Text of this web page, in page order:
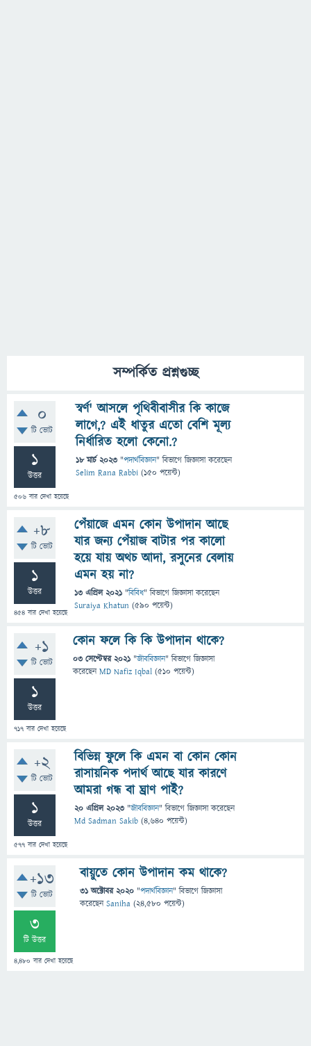
সম্পর্কিত প্রশ্নগুচ্ছ
0
টি ভোট
1
উত্তর
506 বার দেখা হয়েছে
স্বর্ণ' আসলে পৃথিবীবাসীর কি কাজে
লাগে,? এই ধাতুর এতো বেশি মূল্য
নির্ধারিত হলো কেনো.?
18 মার্চ 2023 "পদার্থবিজ্ঞান" বিভাগে জিজ্ঞাসাকরেছেন
Selim Rana Rabbi (150 পয়েন্ট)
+8
টি ভোট
1
উত্তর
454 বার দেখা হয়েছে
পেঁয়াজে এমন কোন উপাদান আছে
যার জন্য পেঁয়াজ বাটার পর কালো
হয়ে যায় অথচ আদা, রসুনের বেলায়
এমন হয় না?
13 এপ্রিল 2021 "বিবিধ" বিভাগে জিজ্ঞাসাকরেছেন
Suraiya Khatun (590 পয়েন্ট)
+1
টি ভোট
1
উত্তর
717 বার দেখা হয়েছে
কোন ফলে কি কি উপাদান থাকে?
03 সেপ্টেম্বর 2021 "জীববিজ্ঞান" বিভাগে জিজ্ঞাসা
করেছেনMD Nafiz Iqbal (510 পয়েন্ট)
+2
টি ভোট
1
উত্তর
577 বার দেখা হয়েছে
বিভিন্ন ফুলে কি এমন বা কোন কোন
রাসায়নিক পদার্থ আছে যার কারণে
আমরা গন্ধ বা ঘ্রাণ পাই?
20 এপ্রিল 2023 "জীববিজ্ঞান" বিভাগে জিজ্ঞাসাকরেছেন
Md Sadman Sakib (4,640 পয়েন্ট)
+13
টি ভোট
3
টি উত্তর
4,480 বার দেখা হয়েছে
বায়ুতে কোন উপাদান কম থাকে?
31 অক্টোবর 2020 "পদার্থবিজ্ঞান" বিভাগে জিজ্ঞাসা
করেছেনSaniha (24,580 পয়েন্ট)